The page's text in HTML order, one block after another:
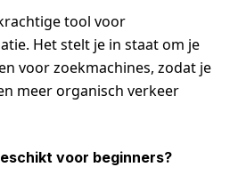
tool voor
Het stelt je in staat om je
voor zoekmachines, zodat je
meer organisch verkeer
voor beginners?